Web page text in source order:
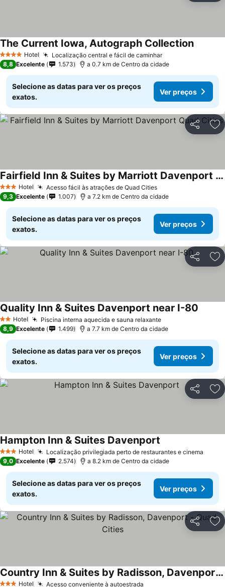
4 EstrelasHotel Localização central e fácil de caminhar
The Current Iowa, Autograph Collection
8,8 Excelente 1.573 a 0.7 km de Centro da cidade
Selecione as datas para ver os preços
exatos.
Ver preços
Partilhar
3 EstrelasHotel Acesso fácil às atrações de Quad Cities
Fairfield Inn & Suites by Marriott Davenport Quad Cities
9,3 Excelente 1.007 a 7.2 km de Centro da cidade
Selecione as datas para ver os preços
exatos.
Ver preços
Partilhar
2 Estrelas
Hotel Piscina interna aquecida e sauna relaxante
Quality Inn & Suites Davenport near I-80
8,9 Excelente 1.499 a 7.7 km de Centro da cidade
Selecione as datas para ver os preços
exatos.
Ver preços
Partilhar
3 EstrelasHotel Localização privilegiada perto de restaurantes e cinema
Hampton Inn & Suites Davenport
9,0 Excelente 2.574 a 8.2 km de Centro da cidade
Selecione as datas para ver os preços
exatos.
Ver preços
Partilhar
Hotel Acesso conveniente à autoestrada
Country Inn & Suites by Radisson, Davenport - Quad Cities